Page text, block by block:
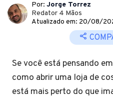
Por: Jorge Torrez
Redator 4 Mãos
Atualizado em: 20/08/
Se você está pensando
como abrir uma loja de
está mais perto do que